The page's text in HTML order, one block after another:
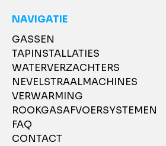
NAVIGATIE
GASSEN
TAPINSTALLATIES
WATERVERZACHTERS
NEVELSTRAALMACHINES
VERWARMING
ROOKGASAFVOERSYSTEMEN
FAQ
CONTACT